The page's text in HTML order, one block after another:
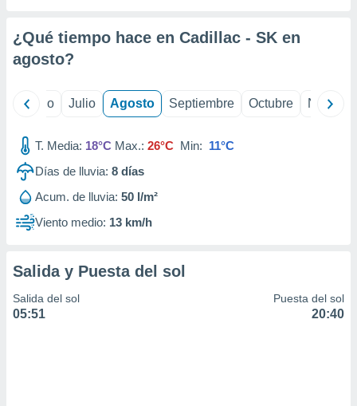
e
mediante
publicidad
publicidad
de
1199
¿Qué tiempo hace en Cadillac - SK en
agosto?
Junio Julio Agosto Septiembre Octubre
T. Media: 18°C Max.: 26°C Min: 11°C
Días de lluvia: 8 días
Acum. de lluvia: 50 l/m²
Viento medio: 13 km/h
Salida y Puesta del sol
Salida del sol
05:51
Puesta del sol
20:40